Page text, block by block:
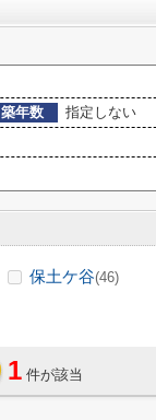
築年数
指定しない
保土ケ谷(46)
1 件が該当